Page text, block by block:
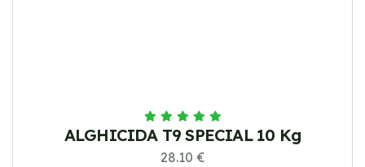
ALGHICIDA T9 SPECIAL 10 Kg
28.10 €